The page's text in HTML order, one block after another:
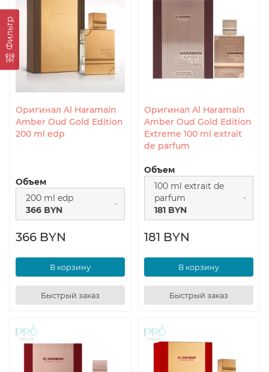
Фильтр
Оригинал Al Haramain
Amber Oud Gold Edition
200 ml edp
Объем
200 ml edp
366 BYN
366 BYN
В корзину
Быстрый заказ
Оригинал Al Haramain
Amber Oud Gold Edition
Extreme 100 ml extrait
de parfum
Объем
100 ml extrait de
parfum
181 BYN
181 BYN
В корзину
Быстрый заказ